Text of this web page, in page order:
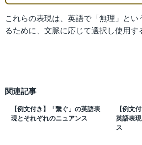
これらの表現は、英語で「無理」とい
るために、文脈に応じて選択し使用す
関連記事
【例文付き】「繋ぐ」の英語表
現とそれぞれのニュアンス
【例文
英語表
ス